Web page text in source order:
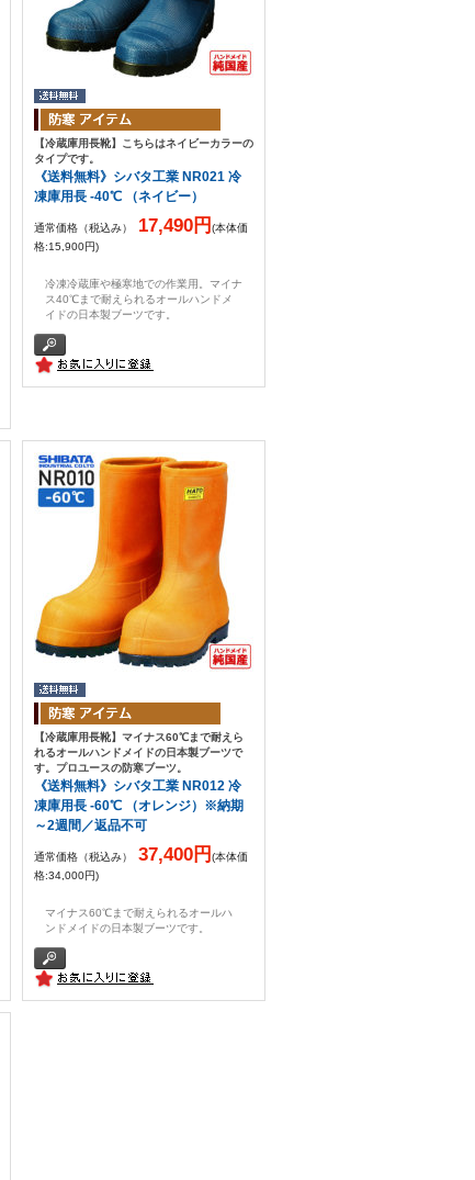
【冷蔵庫用長靴】こちらはネイビーカラーの
タイプです。
《送料無料》シバタ工業 NR021 冷
凍庫用長 -40℃ （ネイビー）
通常価格（税込み） 17,490円(本体価
格:15,900円)
冷凍冷蔵庫や極寒地での作業用。マイナ
ス40℃まで耐えられるオールハンドメ
イドの日本製ブーツです。
【冷蔵庫用長靴】マイナス60℃まで耐えら
れるオールハンドメイドの日本製ブーツで
す。プロユースの防寒ブーツ。
《送料無料》シバタ工業 NR012 冷
凍庫用長 -60℃ （オレンジ）※納期
～2週間／返品不可
通常価格（税込み） 37,400円(本体価
格:34,000円)
マイナス60℃まで耐えられるオールハ
ンドメイドの日本製ブーツです。